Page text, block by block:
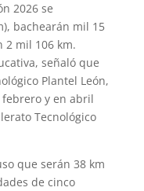
2026 se
bachearán mil 15
2 mil 106 km.
señaló que
Plantel León,
y en abril
Tecnológico
que serán 38 km
de cinco